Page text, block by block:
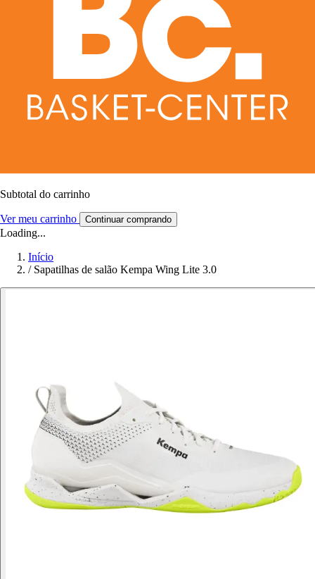
Subtotal do carrinho
Ver meu carrinho Continuar comprando
Loading...
Início
/ Sapatilhas de salão Kempa Wing Lite 3.0